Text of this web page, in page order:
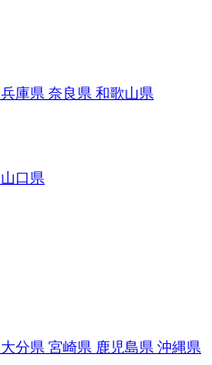
兵庫県 奈良県 和歌山県
山口県
大分県 宮崎県 鹿児島県 沖縄県